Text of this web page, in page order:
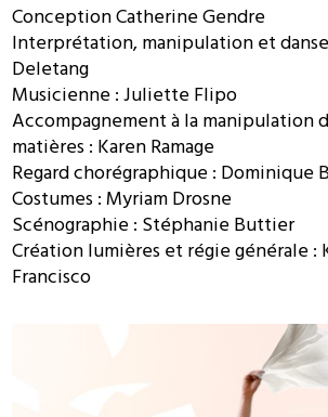
Conception Catherine Gendre
Interprétation, manipulation et
Deletang
Musicienne : Juliette Flipo
Accompagnement à la manipulation
matières : Karen Ramage
Regard chorégraphique : Dominique
Costumes : Myriam Drosne
Scénographie : Stéphanie Buttier
Création lumières et régie générale :
Francisco